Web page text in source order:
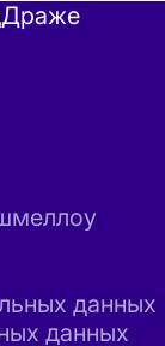
Драже
данных
данных